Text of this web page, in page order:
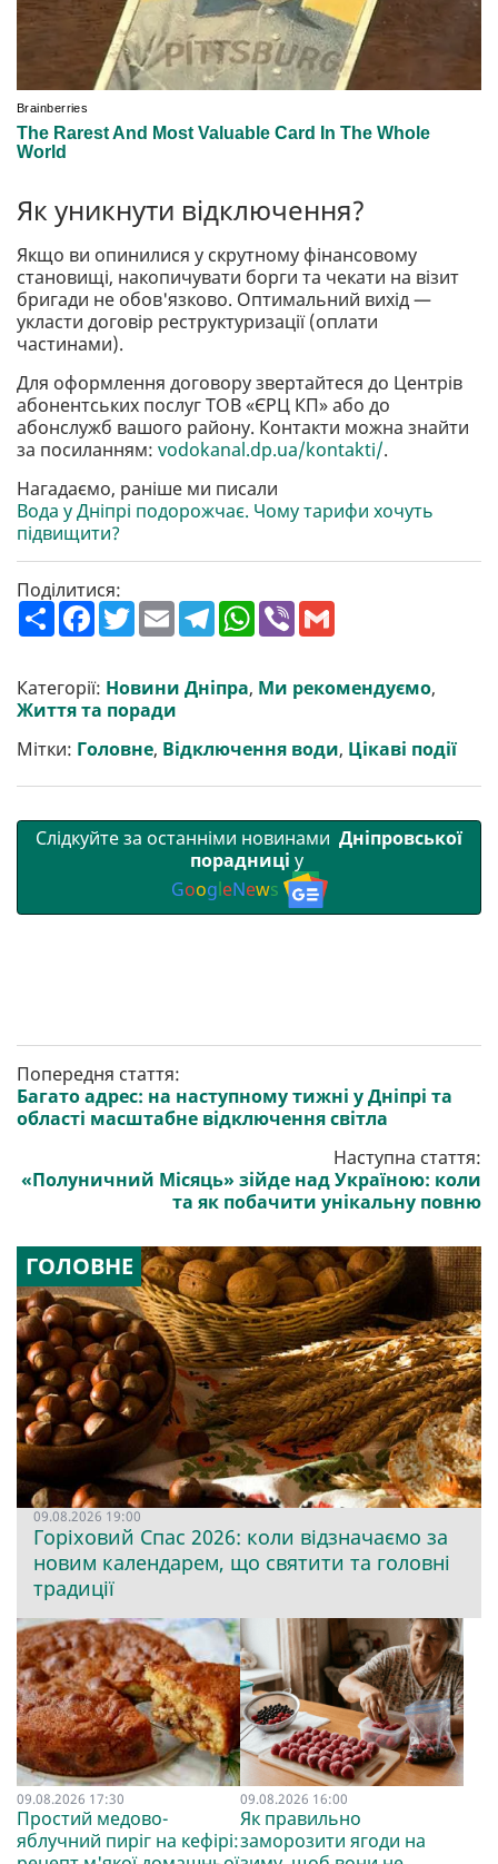
Як уникнути відключення?
Якщо ви опинилися у скрутному фінансовому
становищі, накопичувати борги та чекати на візит
бригади не обов'язково. Оптимальний вихід —
укласти договір реструктуризації (оплати
частинами).
Для оформлення договору звертайтеся до Центрів
абонентських послуг ТОВ «ЄРЦ КП» або до
абонслужб вашого району. Контакти можна знайти
за посиланням: vodokanal.dp.ua/kontakti/.
Нагадаємо, раніше ми писали
Вода у Дніпрі подорожчає. Чому тарифи хочуть
підвищити?
Поділитися:
П
о
р
и
т
F
a
b
o
o
T
w
t
e
r
E
m
l
T
e
g
r
W
h
s
A
V
r l
Категорії: Новини Дніпра, Ми рекомендуємо,
Життя та поради
Мітки: Головне, Відключення води, Цікаві події
Слідкуйте за останніми новинами Дніпровської
порадниці у
GoogleNews
Попередня стаття:
Багато адрес: на наступному тижні у Дніпрі та
області масштабне відключення світла
Наступна стаття:
«Полуничний Місяць» зійде над Україною: коли
та як побачити унікальну повню
ГОЛОВНЕ
09.08.2026 19:00
Горіховий Спас 2026: коли відзначаємо за
новим календарем, що святити та головні
традиції
09.08.2026 17:30
Простий медово-
яблучний пиріг на кефірі:
09.08.2026 16:00
Як правильно
заморозити ягоди на